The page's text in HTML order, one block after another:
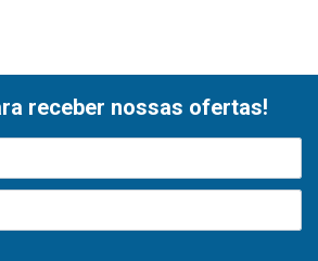
receber nossas ofertas!